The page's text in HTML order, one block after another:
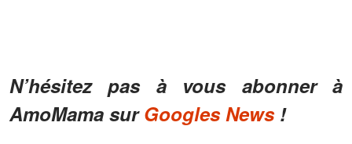
N’hésitez pas à vous abonner à
AmoMama surGoogles News!